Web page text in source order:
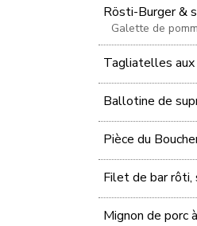
Rösti-Burger &
Galette de
Tagliatelles aux
Ballotine de
Pièce du
Filet de bar rôti,
Mignon de porc